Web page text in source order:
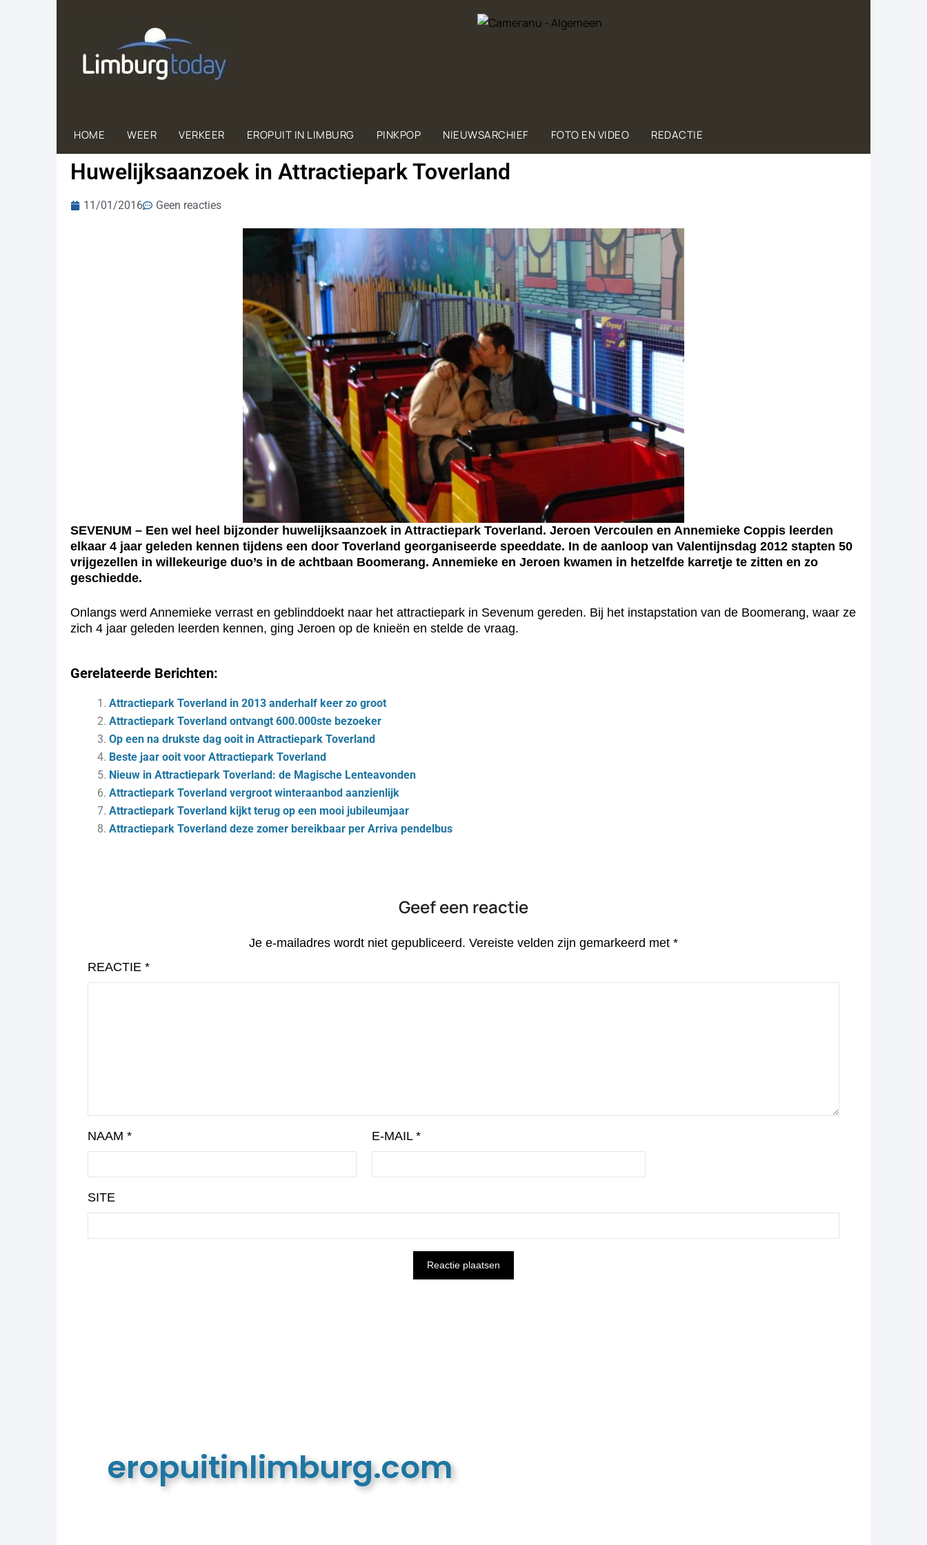
HOME WEER VERKEER EROPUIT IN LIMBURG PINKPOP NIEUWSARCHIEF FOTO EN VIDEO REDACTIE
Huwelijksaanzoek in Attractiepark Toverland
11/01/2016 Geen reacties
SEVENUM – Een wel heel bijzonder huwelijksaanzoek in Attractiepark Toverland. Jeroen Vercoulen en Annemieke Coppis leerden
elkaar 4 jaar geleden kennen tijdens een door Toverland georganiseerde speeddate. In de aanloop van Valentijnsdag 2012 stapten 50
vrijgezellen in willekeurige duo’s in de achtbaan Boomerang. Annemieke en Jeroen kwamen in hetzelfde karretje te zitten en zo
geschiedde.
Onlangs werd Annemieke verrast en geblinddoekt naar het attractiepark in Sevenum gereden. Bij het instapstation van de Boomerang, waar ze
zich 4 jaar geleden leerden kennen, ging Jeroen op de knieën en stelde de vraag.
Gerelateerde Berichten:
Attractiepark Toverland in 2013 anderhalf keer zo groot
Attractiepark Toverland ontvangt 600.000ste bezoeker
Op een na drukste dag ooit in Attractiepark Toverland
Beste jaar ooit voor Attractiepark Toverland
Nieuw in Attractiepark Toverland: de Magische Lenteavonden
Attractiepark Toverland vergroot winteraanbod aanzienlijk
Attractiepark Toverland kijkt terug op een mooi jubileumjaar
Attractiepark Toverland deze zomer bereikbaar per Arriva pendelbus
Geef een reactie
Je e-mailadres wordt niet gepubliceerd. Vereiste velden zijn gemarkeerd met *
REACTIE *
NAAM * E-MAIL *
SITE
eropuitinlimburg.com